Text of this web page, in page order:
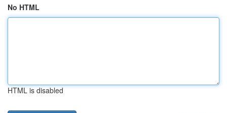
No HTML
HTML is disabled